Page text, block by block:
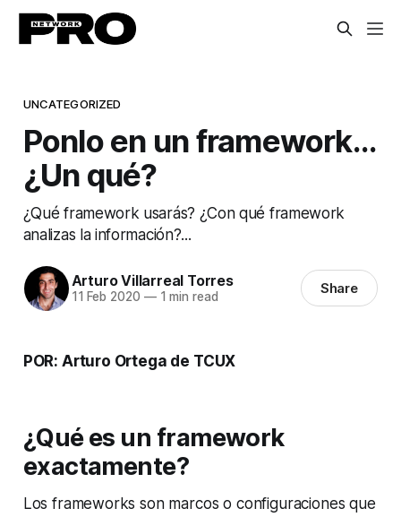
UNCATEGORIZED
Ponlo en un framework…
¿Un qué?
¿Qué framework usarás? ¿Con qué framework
analizas la información?...
Arturo Villarreal Torres
11 Feb 2020 —1 min read Share
POR: Arturo Ortega de TCUX
¿Qué es un framework
exactamente?
Los frameworks son marcos o configuraciones que